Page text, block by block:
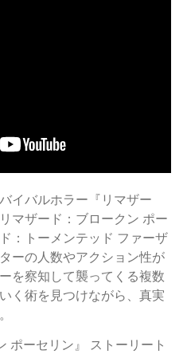
イバルホラー『リマザー
マザード：ブロークン ポー
：トーメンテッド ファーザ
ーの人数やアクション性が
を察知して襲ってくる複数
く術を見つけながら、真実
ポーセリン』 ストーリート